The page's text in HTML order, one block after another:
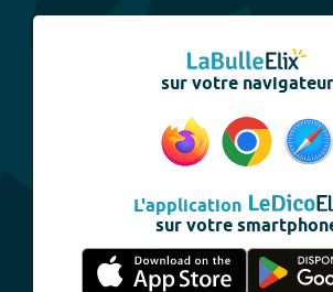
sur votre navigateur
L'application
sur votre